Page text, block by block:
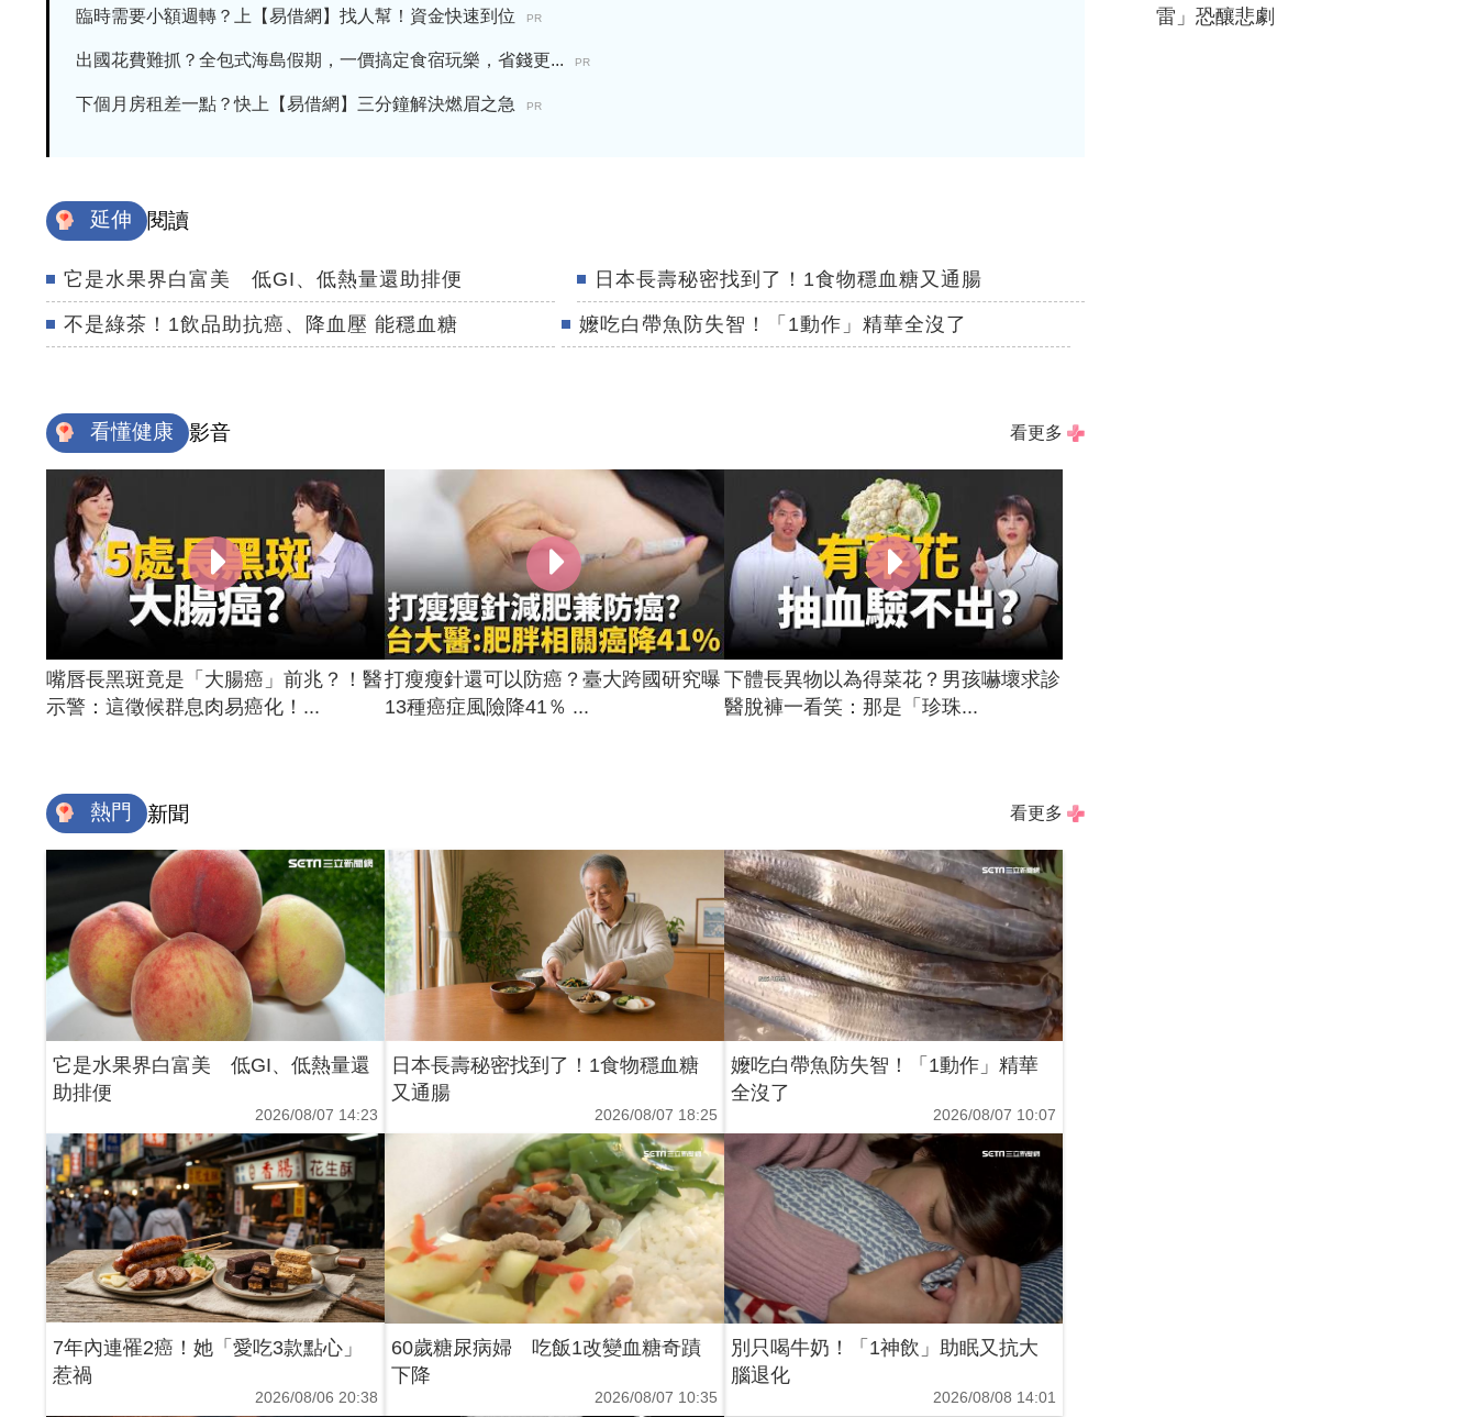
臨時需要小額週轉？上【易借網】找人幫！資金快速到位 PR
出國花費難抓？全包式海島假期，一價搞定食宿玩樂，省錢更... PR
下個月房租差一點？快上【易借網】三分鐘解決燃眉之急 PR
延伸 閱讀
它是水果界白富美 低GI、低熱量還助排便 日本長壽秘密找到了！1食物穩血糖又通腸
不是綠茶！1飲品助抗癌、降血壓 能穩血糖 嬤吃白帶魚防失智！「1動作」精華全沒了
看懂健康 影音 看更多
嘴唇長黑斑竟是「大腸癌」前兆？！醫
示警：這徵候群息肉易癌化！...
打瘦瘦針還可以防癌？臺大跨國研究曝
13種癌症風險降41％ ...
下體長異物以為得菜花？男孩嚇壞求診
醫脫褲一看笑：那是「珍珠...
熱門 新聞 看更多
它是水果界白富美 低GI、低熱量還
助排便
2026/08/07 14:23
日本長壽秘密找到了！1食物穩血糖
又通腸
2026/08/07 18:25
嬤吃白帶魚防失智！「1動作」精華
全沒了
2026/08/07 10:07
7年內連罹2癌！她「愛吃3款點心」
惹禍
2026/08/06 20:38
60歲糖尿病婦 吃飯1改變血糖奇蹟
下降
2026/08/07 10:35
別只喝牛奶！「1神飲」助眠又抗大
腦退化
2026/08/08 14:01
雷」恐釀悲劇